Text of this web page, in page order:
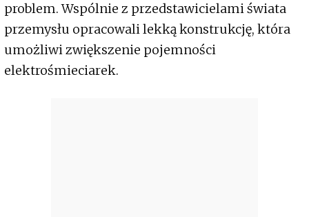
problem. Wspólnie z przedstawicielami świata
przemysłu opracowali lekką konstrukcję, która
umożliwi zwiększenie pojemności
elektrośmieciarek.